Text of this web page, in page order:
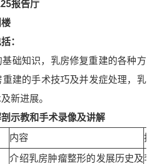
报告厅
：
础知识，乳房修复重建的各种方
建的手术技巧及并发症处理，乳
新进展。
示教和手术录像及讲解
内容
介绍乳房肿瘤整形的发展历史及